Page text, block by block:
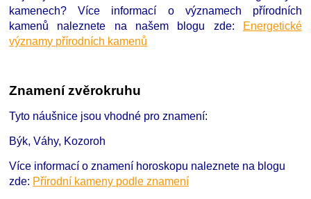
kamenech?Více informací o významech přírodních
kamenů naleznete na našem blogu zde:
Energetické
významy přírodních kamenů
Znamení zvěrokruhu
Tyto náušnice jsou vhodné pro znamení:
Býk, Váhy, Kozoroh
Více informací o znamení horoskopu naleznete na blogu
zde: Přírodní kameny podle znamení